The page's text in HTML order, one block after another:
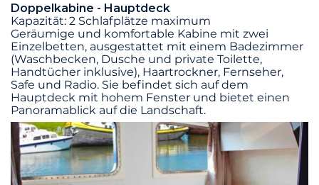
Doppelkabine - Hauptdeck
Kapazität: 2 Schlafplätze maximum
Geräumige und komfortable Kabine mit zwei
Einzelbetten, ausgestattet mit einem Badezimmer
(Waschbecken, Dusche und private Toilette,
Handtücher inklusive), Haartrockner, Fernseher,
Safe und Radio. Sie befindet sich auf dem
Hauptdeck mit hohem Fenster und bietet einen
Panoramablick auf die Landschaft.